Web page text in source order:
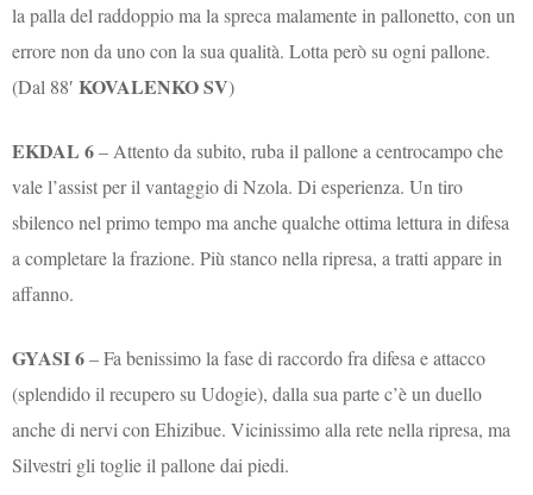
la palla del raddoppio ma la spreca malamente in pallonetto, con un
errore non da uno con la sua qualità. Lotta però su ogni pallone.
(Dal 88′KOVALENKO SV)
EKDAL 6– Attento da subito, ruba il pallone a centrocampo che
vale l’assist per il vantaggio di Nzola. Di esperienza. Un tiro
sbilenco nel primo tempo ma anche qualche ottima lettura in difesa
a completare la frazione. Più stanco nella ripresa, a tratti appare in
affanno.
GYASI 6– Fa benissimo la fase di raccordo fra difesa e attacco
(splendido il recupero su Udogie), dalla sua parte c’è un duello
anche di nervi con Ehizibue. Vicinissimo alla rete nella ripresa, ma
Silvestri gli toglie il pallone dai piedi.